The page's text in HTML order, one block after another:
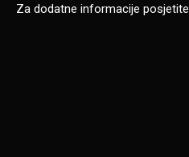
Za dodatne informacije posjetite